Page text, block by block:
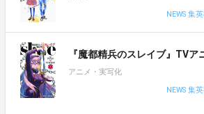
NEWS 集
『魔都精兵のスレイブ』TVア
アニメ・実写化
NEWS 集